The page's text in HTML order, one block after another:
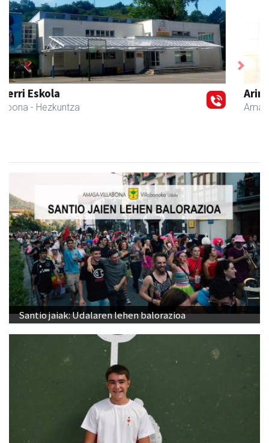
Arindu fisioterapia eta osteopatia
Amasa-Villabona
Previous Next
Santio jaiak: Udalaren lehen balorazioa